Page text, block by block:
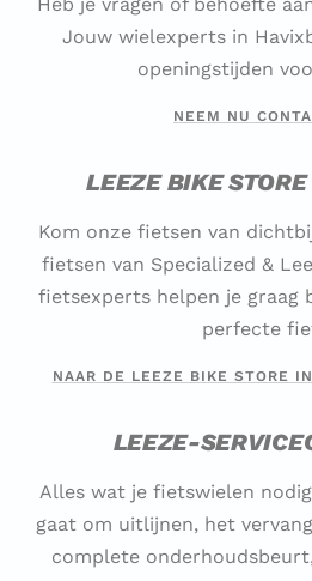
Jouw wielexperts in
openingstijden
NEEM NU
LEEZE BIKE
Kom onze fietsen van
fietsen van Specialized &
fietsexperts helpen je graag
perfecte
NAAR DE LEEZE BIKE STORE
LEEZE-
Alles wat je fietswielen
gaat om uitlijnen, het
complete